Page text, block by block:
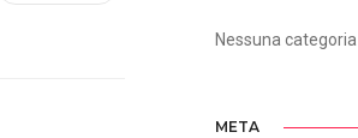
Nessuna categoria
META